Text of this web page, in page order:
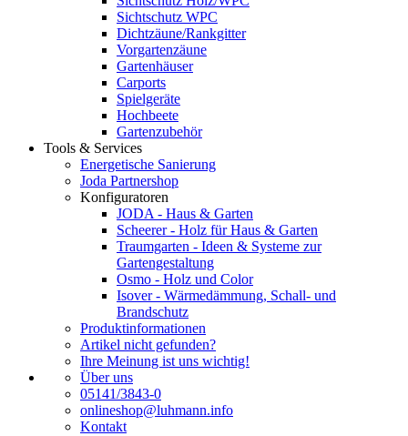
Sichtschutz WPC
Dichtzäune/Rankgitter
Vorgartenzäune
Gartenhäuser
Carports
Spielgeräte
Hochbeete
Gartenzubehör
Tools & Services
Energetische Sanierung
Joda Partnershop
Konfiguratoren
JODA - Haus & Garten
Scheerer - Holz für Haus & Garten
Traumgarten - Ideen & Systeme zur
Gartengestaltung
Osmo - Holz und Color
Isover - Wärmedämmung, Schall- und
Brandschutz
Produktinformationen
Artikel nicht gefunden?
Ihre Meinung ist uns wichtig!
Über uns
05141/3843-0
onlineshop@luhmann.info
Kontakt